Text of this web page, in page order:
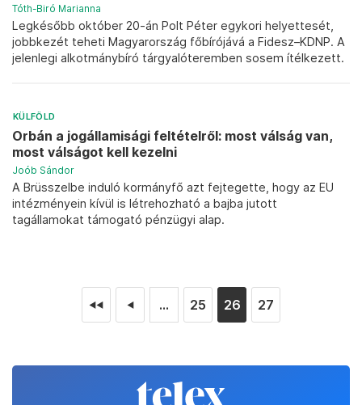
Tóth-Biró Marianna
Legkésőbb október 20-án Polt Péter egykori helyettesét,
jobbkezét teheti Magyarország főbírójává a Fidesz–KDNP. A
jelenlegi alkotmánybíró tárgyalóteremben sosem ítélkezett.
KÜLFÖLD
Orbán a jogállamisági feltételről: most válság van,
most válságot kell kezelni
Joób Sándor
A Brüsszelbe induló kormányfő azt fejtegette, hogy az EU
intézményein kívül is létrehozható a bajba jutott
tagállamokat támogató pénzügyi alap.
◄◄ ◄ ... 25 26 27